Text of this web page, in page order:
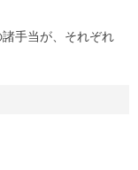
手当が、それぞれ